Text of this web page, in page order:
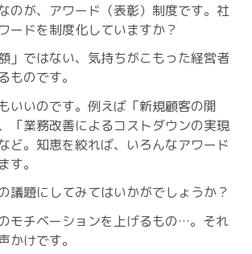
のが、アワード（表彰）制度です。社
ードを制度化していますか？
」ではない、気持ちがこもった経営者
ものです。
いいのです。例えば「新規顧客の開
「業務改善によるコストダウンの実現
ど。知恵を絞れば、いろんなアワード
す。
議題にしてみてはいかがでしょうか？
モチベーションを上げるもの…。それ
かけです。